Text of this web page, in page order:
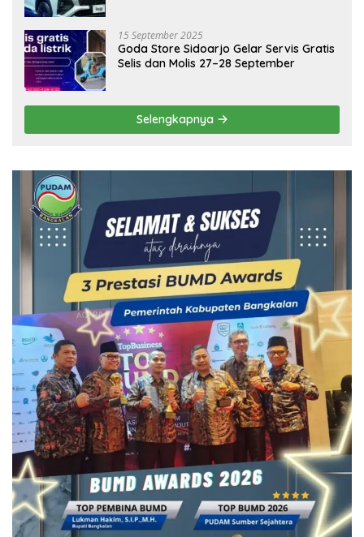
15 September 2025
Goda Store Sidoarjo Gelar Servis Gratis
Selis dan Molis 27–28 September
Selengkapnya